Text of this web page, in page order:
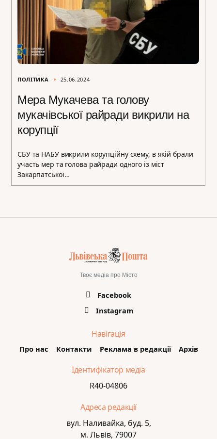
ПОЛІТИКА 25.06.2024
Мера Мукачева та голову
мукачівської райради викрили на
корупції
СБУ та НАБУ викрили корупційну схему, в якій брали
участь мер та голова райради одного із міст
Закарпатської…
Твоє медіа про Місто
Facebook
Instagram
Навігація
Про нас Контакти Реклама в редакції Архів
Ідентифікатор медіа
R40-04806
Адреса редакції
вул. Наливайка, буд. 5,
м. Львів, 79007